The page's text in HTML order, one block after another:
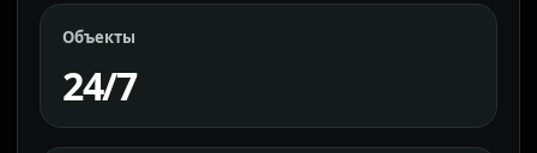
Объекты
24/7